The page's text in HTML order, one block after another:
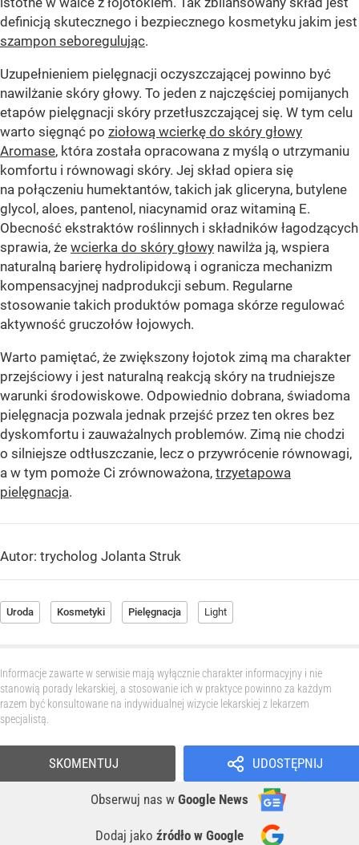
definicją skutecznego i bezpiecznego kosmetyku jakim jest
szampon seboregulując.
Uzupełnieniem pielęgnacji oczyszczającej powinno być
nawilżanie skóry głowy. To jeden z najczęściej pomijanych
etapów pielęgnacji skóry przetłuszczającej się. W tym celu
warto sięgnąć po ziołową wcierkę do skóry głowy
Aromase, która została opracowana z myślą o utrzymaniu
komfortu i równowagi skóry. Jej skład opiera się
na połączeniu humektantów, takich jak gliceryna, butylene
glycol, aloes, pantenol, niacynamid oraz witaminą E.
Obecność ekstraktów roślinnych i składników łagodzących
sprawia, że wcierka do skóry głowy nawilża ją, wspiera
naturalną barierę hydrolipidową i ogranicza mechanizm
kompensacyjnej nadprodukcji sebum. Regularne
stosowanie takich produktów pomaga skórze regulować
aktywność gruczołów łojowych.
Warto pamiętać, że zwiększony łojotok zimą ma charakter
przejściowy i jest naturalną reakcją skóry na trudniejsze
warunki środowiskowe. Odpowiednio dobrana, świadoma
pielęgnacja pozwala jednak przejść przez ten okres bez
dyskomfortu i zauważalnych problemów. Zimą nie chodzi
o silniejsze odtłuszczanie, lecz o przywrócenie równowagi,
a w tym pomoże Ci zrównoważona, trzyetapowa
pielęgnacja.
Autor: trycholog Jolanta Struk
Uroda Kosmetyki Pielęgnacja Light
Informacje zawarte w serwisie mają wyłącznie charakter informacyjny i nie
stanowią porady lekarskiej, a stosowanie ich w praktyce powinno za każdym
razem być konsultowane na indywidualnej wizycie lekarskiej z lekarzem
specjalistą.
UDOSTĘPNIJ
Obserwuj nas w Google News
Dodaj jako źródło w Google
SKOMENTUJ